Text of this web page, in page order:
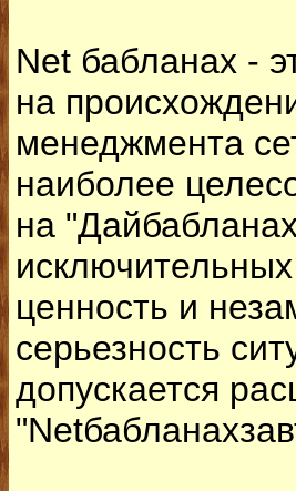
Net бабланах -
на
менеджмента
наиболее
на
ценность и
серьезность
допускается